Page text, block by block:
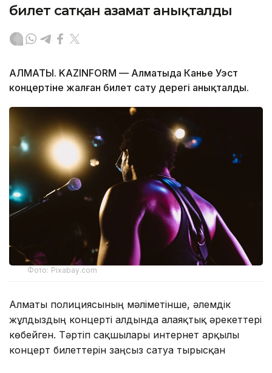
билет сатқан азамат анықталды
АЛМАТЫ. KAZINFORM — Алматыда Канье Уэст
концертіне жалған билет сату дерегі анықталды.
Фото: Pixabay.com
Алматы полициясының мәліметінше, әлемдік
жұлдыздың концерті алдында алаяқтық әрекеттері
көбейген. Тәртіп сақшылары интернет арқылы
концерт билеттерін заңсыз сатуға тырысқан